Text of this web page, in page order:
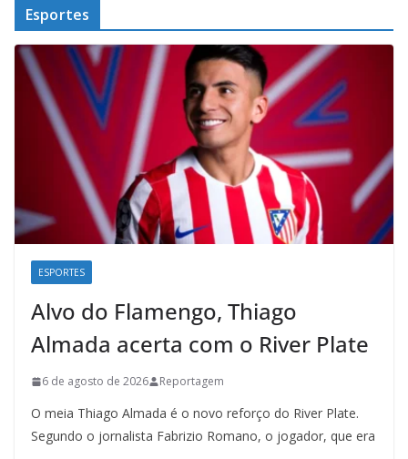
Esportes
ESPORTES
Alvo do Flamengo, Thiago
Almada acerta com o River Plate
6 de agosto de 2026 Reportagem
O meia Thiago Almada é o novo reforço do River Plate.
Segundo o jornalista Fabrizio Romano, o jogador, que era